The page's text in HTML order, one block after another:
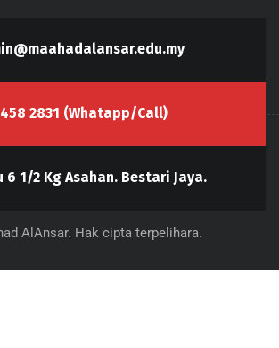
2831 (Whatapp/Call)
6 1/2 Kg Asahan. Bestari Jaya.
AlAnsar. Hak cipta terpelihara.